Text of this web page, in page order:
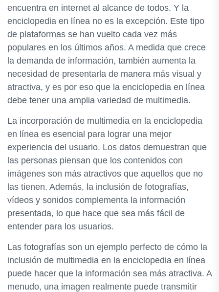
encuentra en internet al alcance de todos. Y la
enciclopedia en línea no es la excepción. Este tipo
de plataformas se han vuelto cada vez más
populares en los últimos años. A medida que crece
la demanda de información, también aumenta la
necesidad de presentarla de manera más visual y
atractiva, y es por eso que la enciclopedia en línea
debe tener una amplia variedad de multimedia.
La incorporación de multimedia en la enciclopedia
en línea es esencial para lograr una mejor
experiencia del usuario. Los datos demuestran que
las personas piensan que los contenidos con
imágenes son más atractivos que aquellos que no
las tienen. Además, la inclusión de fotografías,
vídeos y sonidos complementa la información
presentada, lo que hace que sea más fácil de
entender para los usuarios.
Las fotografías son un ejemplo perfecto de cómo la
inclusión de multimedia en la enciclopedia en línea
puede hacer que la información sea más atractiva. A
menudo, una imagen realmente puede transmitir